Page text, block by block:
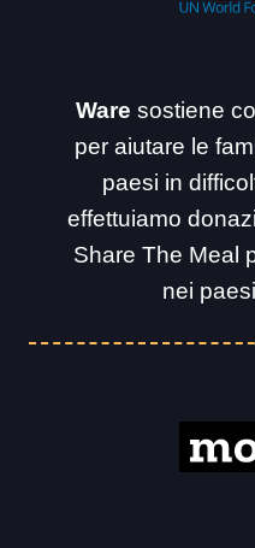
Ware sostiene
per aiutare le
paesi in
effettuiamo
Share The Meal
nei